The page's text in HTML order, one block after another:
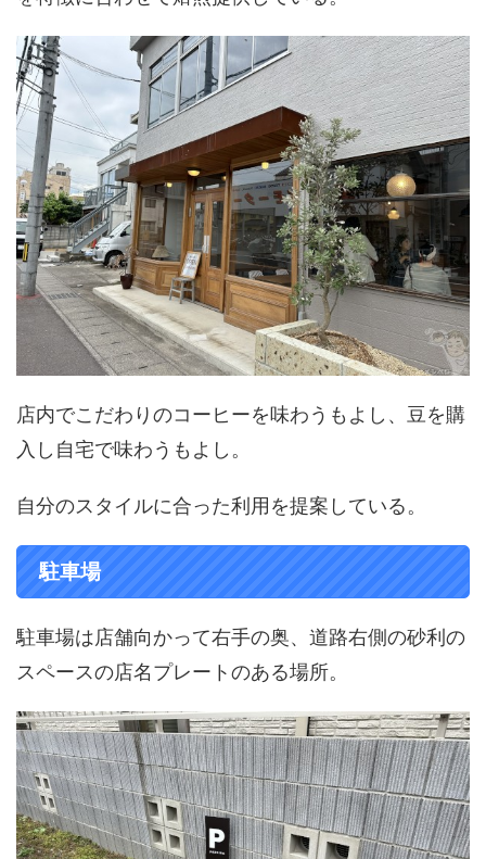
店内でこだわりのコーヒーを味わうもよし、豆を購
入し自宅で味わうもよし。
自分のスタイルに合った利用を提案している。
駐車場
駐車場は店舗向かって右手の奥、道路右側の砂利の
スペースの店名プレートのある場所。